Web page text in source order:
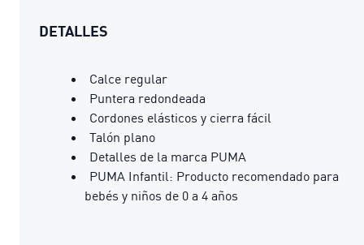
DETALLES
Calce regular
Puntera redondeada
Cordones elásticos y cierra fácil
Talón plano
Detalles de la marca PUMA
PUMA Infantil: Producto recomendado para
bebés y niños de 0 a 4 años